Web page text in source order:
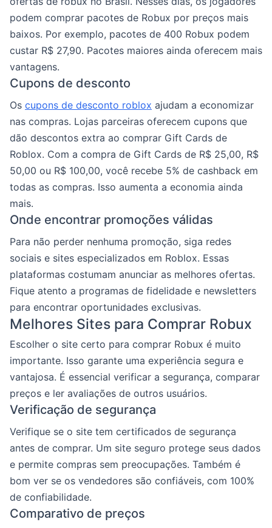
podem comprar pacotes de Robux por preços mais
baixos. Por exemplo, pacotes de 400 Robux podem
custar R$ 27,90. Pacotes maiores ainda oferecem mais
vantagens.
Cupons de desconto
Os cupons de desconto roblox ajudam a economizar
nas compras. Lojas parceiras oferecem cupons que
dão descontos extra ao comprar Gift Cards de
Roblox. Com a compra de Gift Cards de R$ 25,00, R$
50,00 ou R$ 100,00, você recebe 5% de cashback em
todas as compras. Isso aumenta a economia ainda
mais.
Onde encontrar promoções válidas
Para não perder nenhuma promoção, siga redes
sociais e sites especializados em Roblox. Essas
plataformas costumam anunciar as melhores ofertas.
Fique atento a programas de fidelidade e newsletters
para encontrar oportunidades exclusivas.
Melhores Sites para Comprar Robux
Escolher o site certo para comprar Robux é muito
importante. Isso garante uma experiência segura e
vantajosa. É essencial verificar a segurança, comparar
preços e ler avaliações de outros usuários.
Verificação de segurança
Verifique se o site tem certificados de segurança
antes de comprar. Um site seguro protege seus dados
e permite compras sem preocupações. Também é
bom ver se os vendedores são confiáveis, com 100%
de confiabilidade.
Comparativo de preços